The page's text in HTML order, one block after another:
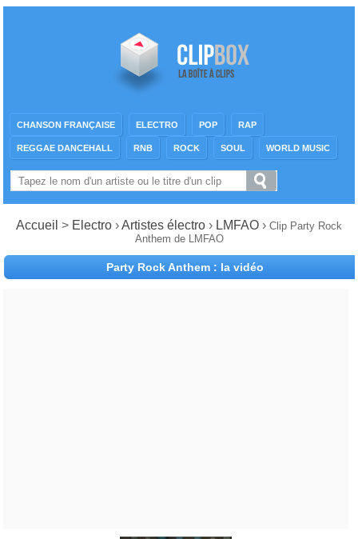
CHANSON FRANÇAISE ELECTRO POP RAP
REGGAE DANCEHALL RNB ROCK SOUL WORLD MUSIC
Accueil > Electro ›Artistes électro › LMFAO › Clip Party Rock
Anthem de LMFAO
Party Rock Anthem : la vidéo